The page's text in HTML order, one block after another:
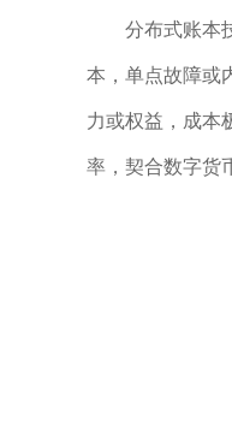
分布式账本
本，单点故障或
力或权益，成本
率，契合数字货